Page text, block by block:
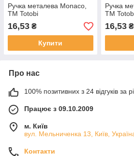
Ручка металева Monaco,
TM Totobi
16,53 ₴
Купити
Ручка
TM
16,53₴
Про нас
100% позитивних з 24 відгуків за
Працює з 09.10.2009
м. Київ
вул. Мельниченка 13, Київ,
Контакти